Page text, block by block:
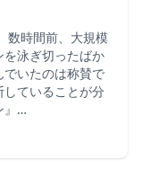
数時間前、大規模
泳ぎ切ったばか
でいたのは称賛で
ていることが分
』…